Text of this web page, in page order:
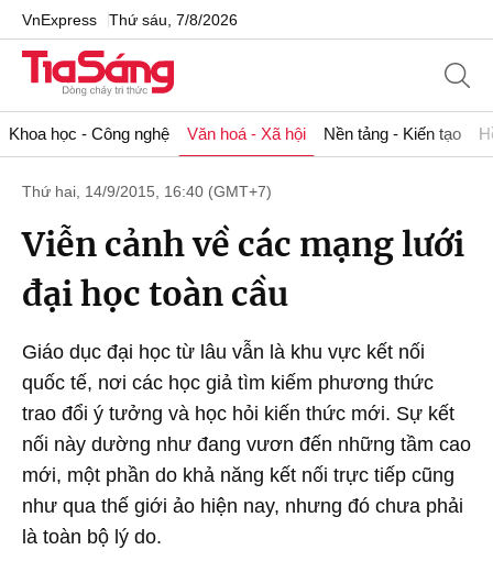
VnExpress Thứ sáu, 7/8/2026
Khoa học - Công nghệ Văn hoá - Xã hội Nền tảng - Kiến tạo
Thứ hai, 14/9/2015, 16:40 (GMT+7)
Viễn cảnh về các mạng lưới
đại học toàn cầu
Giáo dục đại học từ lâu vẫn là khu vực kết nối
quốc tế, nơi các học giả tìm kiếm phương thức
trao đổi ý tưởng và học hỏi kiến thức mới. Sự kết
nối này dường như đang vươn đến những tầm cao
mới, một phần do khả năng kết nối trực tiếp cũng
như qua thế giới ảo hiện nay, nhưng đó chưa phải
là toàn bộ lý do.